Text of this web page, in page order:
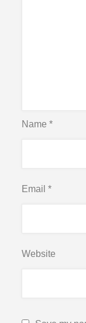
Name*
Email*
Website